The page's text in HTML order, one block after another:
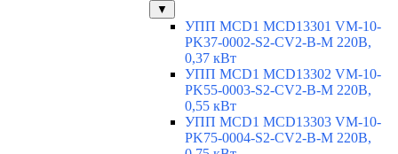
▼
УПП MCD1 MCD13301 VM-10-
PK37-0002-S2-CV2-B-M 220В,
0,37 кВт
УПП MCD1 MCD13302 VM-10-
PK55-0003-S2-CV2-B-M 220В,
0,55 кВт
УПП MCD1 MCD13303 VM-10-
PK75-0004-S2-CV2-B-M 220В,